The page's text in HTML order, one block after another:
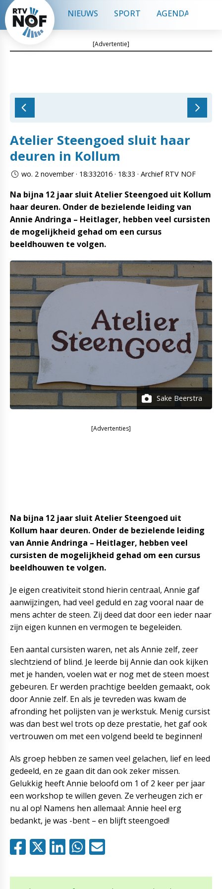
NIEUWS SPORT AGENDA
[Advertentie]
Atelier Steengoed sluit haar
deuren in Kollum
wo. 2 november · 18:332016 · 18:33 · Archief RTV NOF
Na bijna 12 jaar sluit Atelier Steengoed uit Kollum
haar deuren. Onder de bezielende leiding van
Annie Andringa – Heitlager, hebben veel cursisten
de mogelijkheid gehad om een cursus
beeldhouwen te volgen.
Sake Beerstra
[Advertenties]
Na bijna 12 jaar sluit Atelier Steengoed uit
Kollum haar deuren. Onder de bezielende leiding
van Annie Andringa – Heitlager, hebben veel
cursisten de mogelijkheid gehad om een cursus
beeldhouwen te volgen.
Je eigen creativiteit stond hierin centraal, Annie gaf
aanwijzingen, had veel geduld en zag vooral naar de
mens achter de steen. Zij deed dat door een ieder naar
zijn eigen kunnen en vermogen te begeleiden.
Een aantal cursisten waren, net als Annie zelf, zeer
slechtziend of blind. Je leerde bij Annie dan ook kijken
met je handen, voelen wat er nog met de steen moest
gebeuren. Er werden prachtige beelden gemaakt, ook
door Annie zelf. En als je tevreden was kwam de
afronding het polijsten van je werkstuk. Menig cursist
was dan best wel trots op deze prestatie, het gaf ook
vertrouwen om met een volgend beeld te beginnen!
Als groep hebben ze samen veel gelachen, lief en leed
gedeeld, en ze gaan dit dan ook zeker missen.
Gelukkig heeft Annie beloofd om 1 of 2 keer per jaar
een workshop te willen geven. Ze verheugen zich er
nu al op! Namens hen allemaal: Annie heel erg
bedankt, je was -bent – en blijft steengoed!